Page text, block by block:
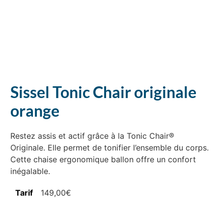
Sissel Tonic Chair originale
orange
Restez assis et actif grâce à la Tonic Chair®
Originale. Elle permet de tonifier l’ensemble du corps.
Cette chaise ergonomique ballon offre un confort
inégalable.
149,00€